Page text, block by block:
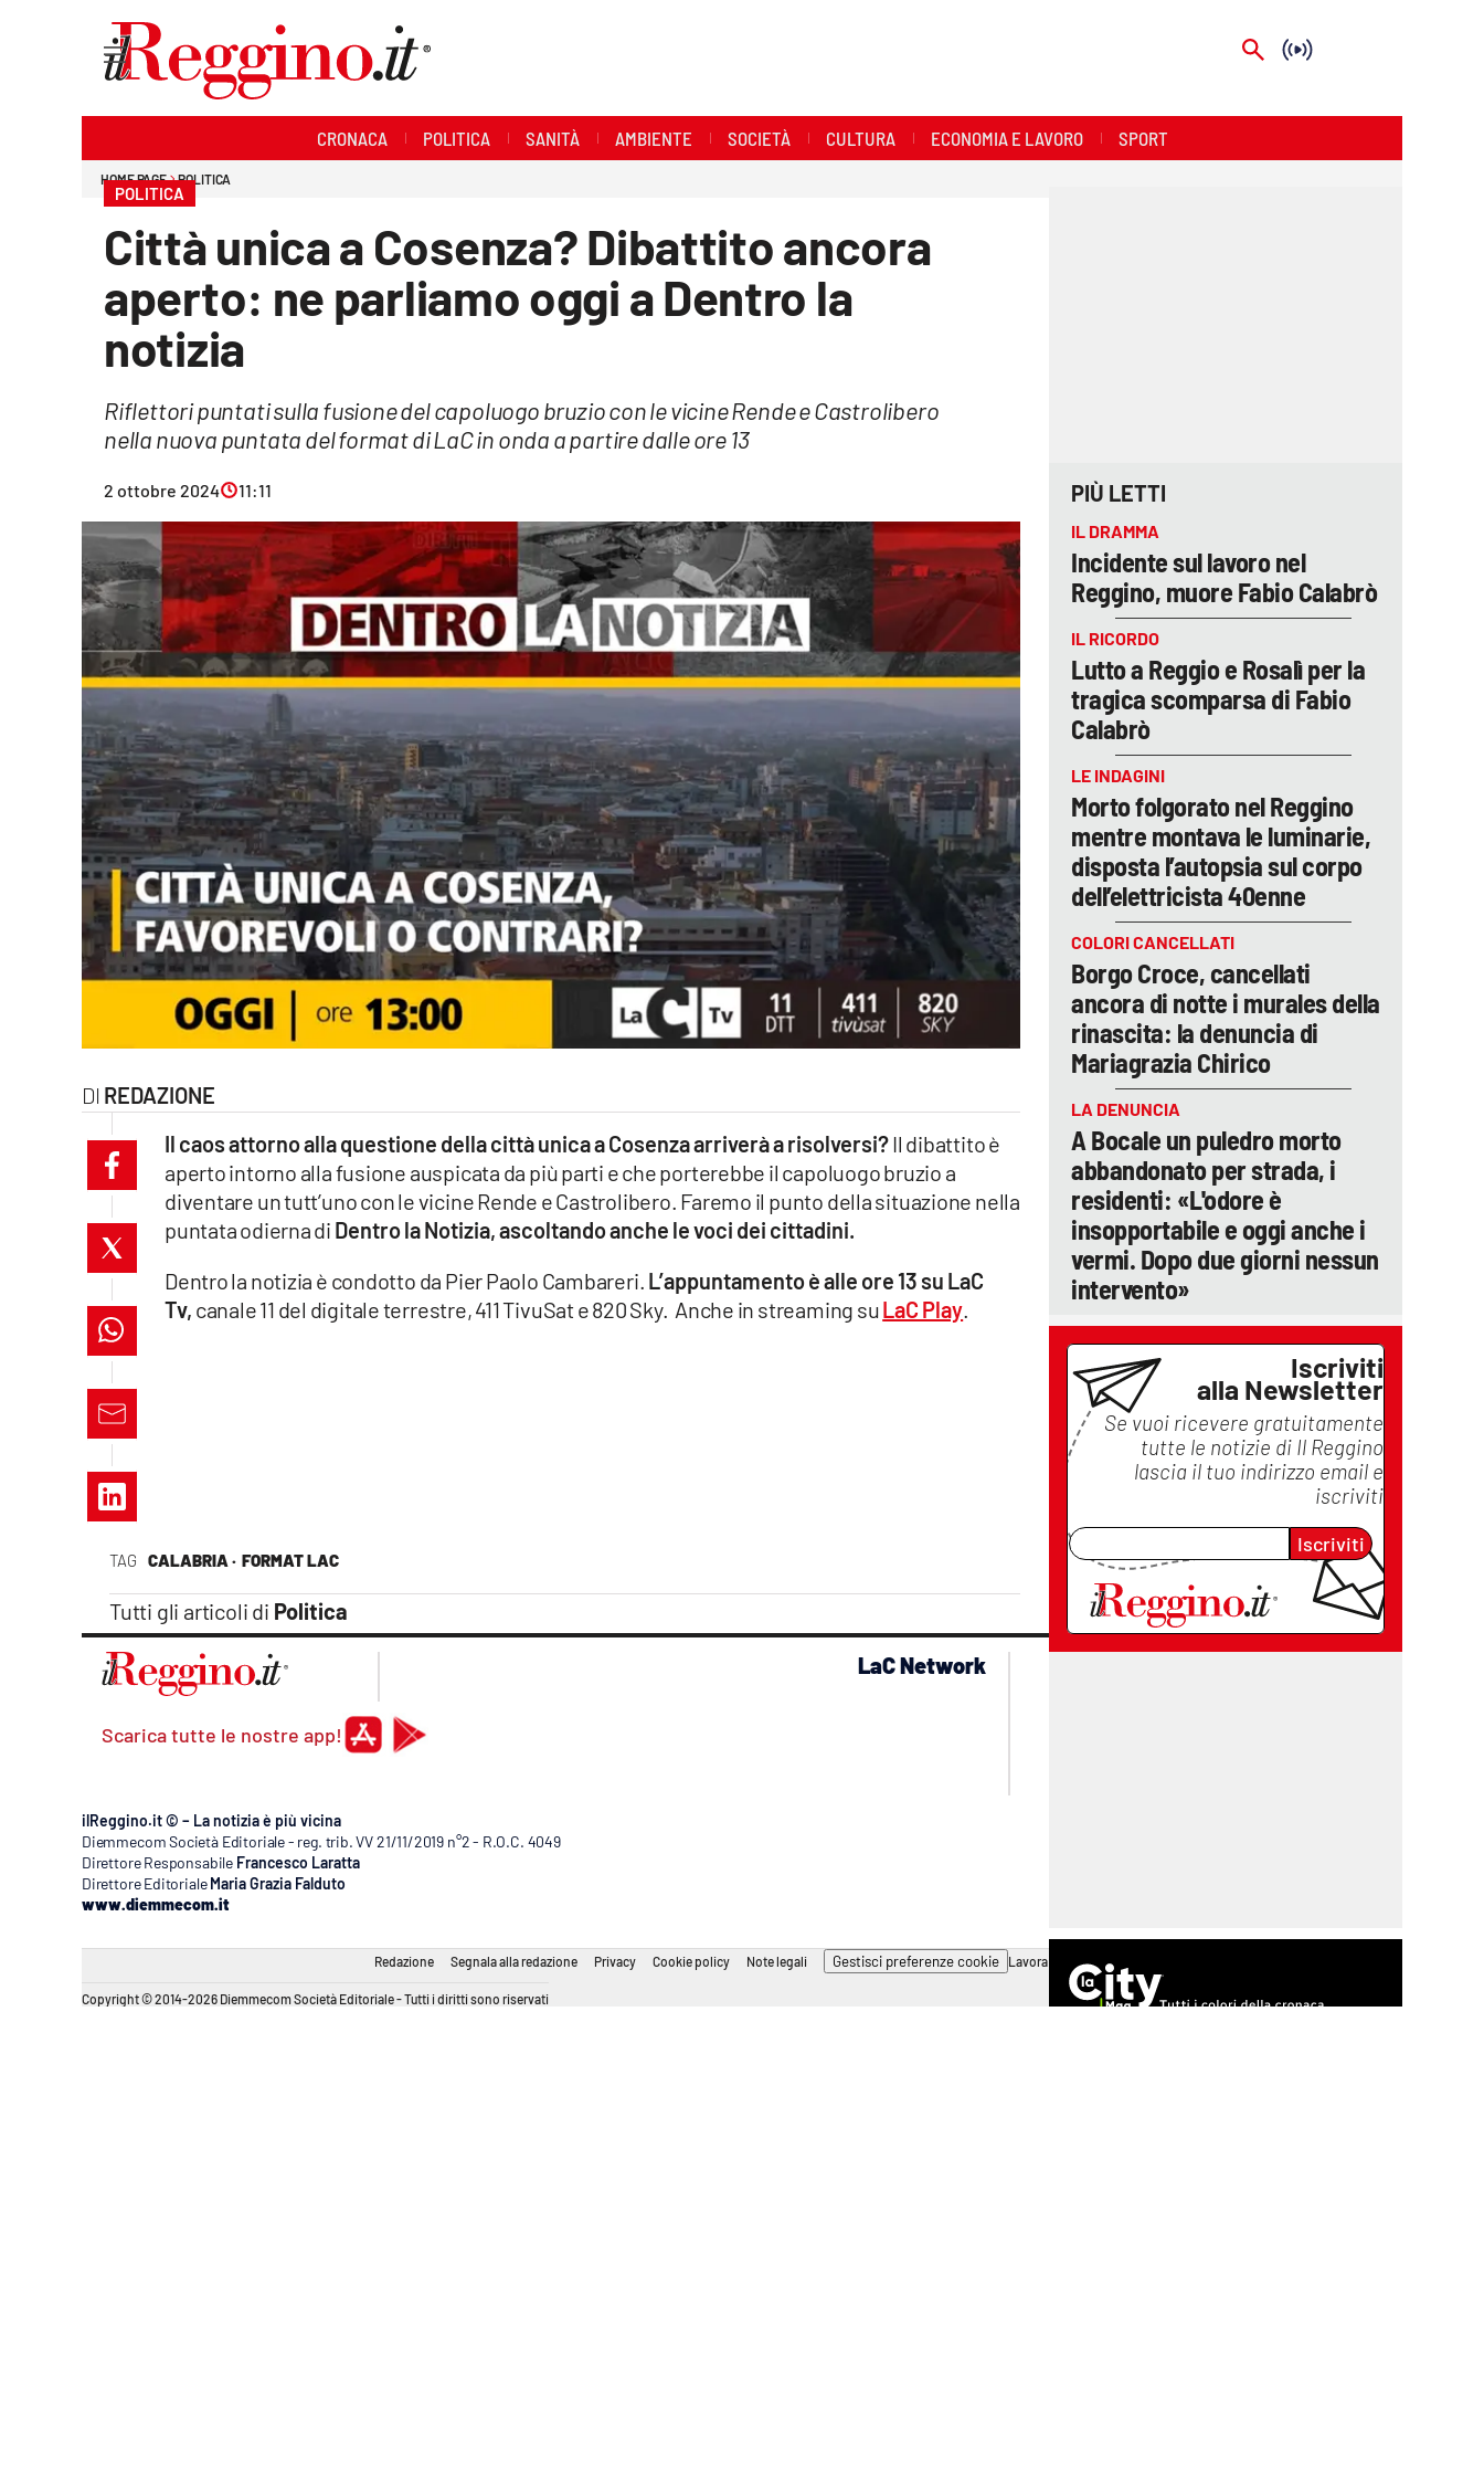
Streaming
Lac Network
ilvibonese.it
catanzarochannel.it
lacapitalenews.it
Vai
CRONACA POLITICA SANITÀ AMBIENTE SOCIETÀ CULTURA ECONOMIA E LAVORO SPORT
HOME PAGE POLITICA
POLITICA
Città unica a Cosenza? Dibattito ancora
aperto: ne parliamo oggi a Dentro la
notizia
Riflettori puntati sulla fusione del capoluogo bruzio con le vicine Rende e Castrolibero
nella nuova puntata del format di LaC in onda a partire dalle ore 13
2 ottobre 2024 11:11
REDAZIONE
TAG CALABRIA · FORMAT LAC
Tutti gli articoli di Politica
Il caos attorno alla questione della città unica a Cosenza arriverà a risolversi?Il dibattito è
aperto intorno alla fusione auspicata da più parti e che porterebbe il capoluogo bruzio a
diventare un tutt’uno con le vicine Rende e Castrolibero. Faremo il punto della situazione nella
puntata odierna di Dentro la Notizia, ascoltando anche le voci dei cittadini.
Dentro la notizia è condotto da Pier Paolo Cambareri. L’appuntamento è alle ore 13 su LaC
Tv, canale 11 del digitale terrestre, 411 TivuSat e 820 Sky. Anche in streaming suLaC Play.
PIÙ LETTI
IL DRAMMA
Incidente sul lavoro nel
Reggino, muore Fabio Calabrò
IL RICORDO
Lutto a Reggio e Rosalì per la
tragica scomparsa di Fabio
Calabrò
LE INDAGINI
Morto folgorato nel Reggino
mentre montava le luminarie,
disposta l’autopsia sul corpo
dell’elettricista 40enne
COLORI CANCELLATI
Borgo Croce, cancellati
ancora di notte i murales della
rinascita: la denuncia di
Mariagrazia Chirico
LA DENUNCIA
A Bocale un puledro morto
abbandonato per strada, i
residenti: «L'odore è
insopportabile e oggi anche i
vermi. Dopo due giorni nessun
intervento»
Iscriviti
alla Newsletter
Se vuoi ricevere gratuitamente
tutte le notizie di Il Reggino
lascia il tuo indirizzo email e
iscriviti
Iscriviti
Scarica tutte le nostre app!
LaC Network
ilReggino.it © – La notizia è più vicina
Diemmecom Società Editoriale - reg. trib. VV 21/11/2019 n°2 - R.O.C. 4049
Direttore Responsabile Francesco Laratta
Direttore Editoriale Maria Grazia Falduto
www.diemmecom.it
Redazione Segnala alla redazione Privacy Cookie policy Note legali Gestisci preferenze cookie Lavora con noi
Copyright © 2014-2026 Diemmecom Società Editoriale - Tutti i diritti sono riservati